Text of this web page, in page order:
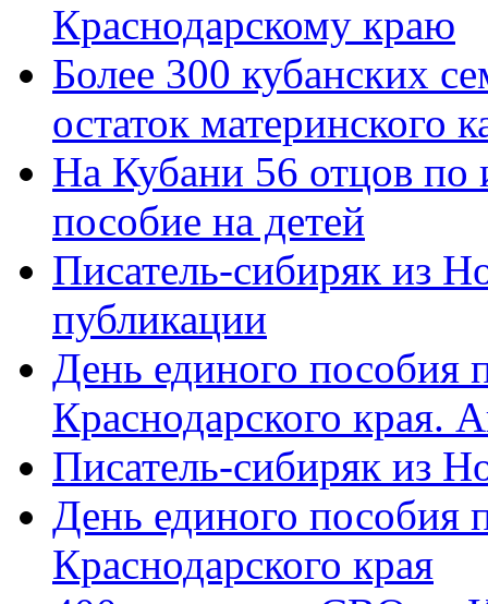
Краснодарскому краю
Более 300 кубанских
остаток материнского
На Кубани 56 отцов по
пособие на детей
Писатель-сибиряк из
публикации
День единого пособия
Краснодарского края.
Писатель-сибиряк из
День единого пособия
Краснодарского края